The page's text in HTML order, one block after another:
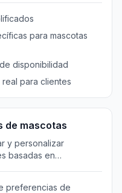
para mascotas
disponibilidad
para clientes
de mascotas
y personalizar
basadas en
preferencias de